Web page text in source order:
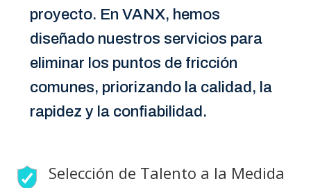
proyecto. En VANX, hemos
diseñado nuestros servicios para
eliminar los puntos de fricción
comunes, priorizando la calidad, la
rapidez y la confiabilidad.
Selección de Talento a la Medida